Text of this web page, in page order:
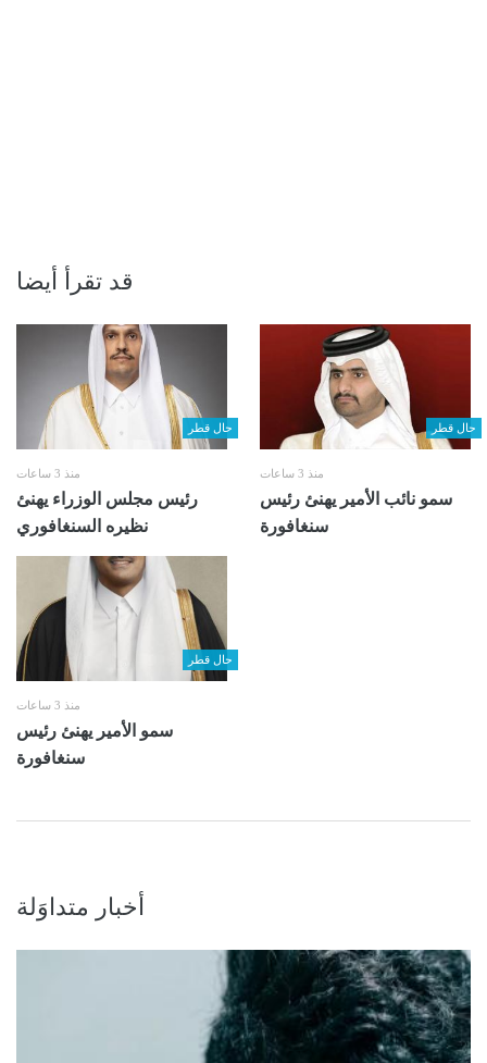
قد تقرأ أيضا
حال قطر
منذ 3 ساعات
رئيس مجلس الوزراء يهنئ
نظيره السنغافوري
حال قطر
منذ 3 ساعات
سمو نائب الأمير يهنئ رئيس
سنغافورة
حال قطر
منذ 3 ساعات
سمو الأمير يهنئ رئيس
سنغافورة
أخبار متداوَلة